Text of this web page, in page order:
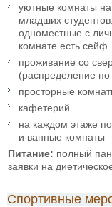
уютные комнаты на
младших
одноместные с
комнате есть сейф
проживание со
(распределение по
просторные
кафетерий
на каждом этаже
и ванные комнаты
Питание: полный
заявки на
Спортивные